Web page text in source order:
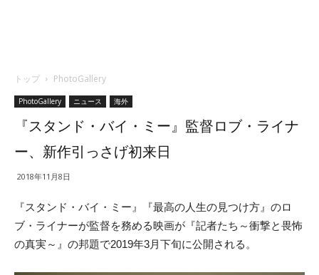
トップ PhotoGallery
PhotoGallery ニュース 海外
『スタンド・バイ・ミー』監督ロブ・ライナ
ー、新作引っさげ初来日
2018年11月8日
『スタンド・バイ・ミー』『最高の人生の見つけ方』のロ
ブ・ライナーが監督を務める映画が『記者たち～衝撃と畏怖
の真実～』の邦題で2019年3月下旬に公開される。